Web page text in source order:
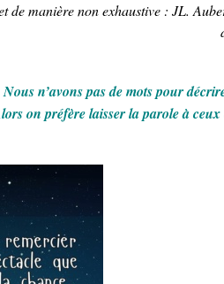
de manière non exhaustive : JL.
Nous n’avons pas de mots pour
on préfère laisser la parole à